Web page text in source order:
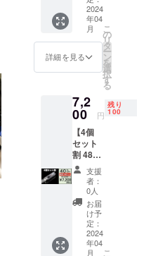
※皆様の
ご支援
により
量産効
率が向
売価格
が販売
予定価
格より
下がる
可能性
もござ
いま
す。
税込、
送料込
みの価
格とな
りま
ダーは
別売り
となり
ます。
ご希望
の場合
は追加
オプ
ション
をご購
入くだ
さい。
※皆様の
ご支援
売予定
価格
9,000円
の
39%OF
F X2
Light 3
送りい
たしま
す。 ■
商品内
容 X2
Light ×3
専用シ
リコン
シェー
ド ×3 取
扱説明
書 ×3 ※
税込、
2024
年04
月
詳細を見る
こ
の
リ
タ
ー
ン
を
選
択
す
る
7,2
00 円
残り
100
【4個
セット
割 4800
円引 】
X2
Light
100セッ
ト限定
一般販
売予定
価格
支援
者：
0人
お届
け予
定：
2024
年04
月
こ